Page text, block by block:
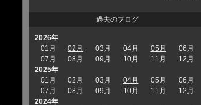
過去のブログ
2026年
01月
02月 03月 04月 05月
06月
07月
08月 09月 10月 11月
12月
2025年
01月
02月 03月 04月 05月
06月
07月
08月 09月 10月 11月
12月
2024年